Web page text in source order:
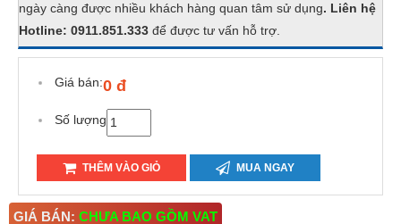
ngày càng được nhiều khách hàng quan tâm sử dụng. Liên hệ
Hotline: 0911.851.333 để được tư vấn hỗ trợ.
Giá bán:0 đ
Số lượng
THÊM VÀO GIỎ MUA NGAY
GIÁ BÁN: CHƯA BAO GỒM VAT